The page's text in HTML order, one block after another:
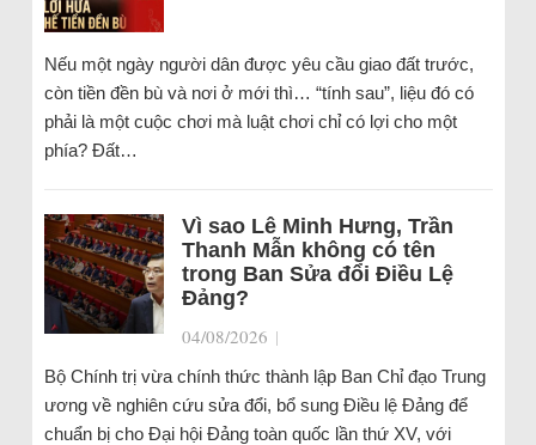
Nếu một ngày người dân được yêu cầu giao đất trước,
còn tiền đền bù và nơi ở mới thì… “tính sau”, liệu đó có
phải là một cuộc chơi mà luật chơi chỉ có lợi cho một
phía? Đất…
Vì sao Lê Minh Hưng, Trần
Thanh Mẫn không có tên
trong Ban Sửa đổi Điều Lệ
Đảng?
04/08/2026 |
Bộ Chính trị vừa chính thức thành lập Ban Chỉ đạo Trung
ương về nghiên cứu sửa đổi, bổ sung Điều lệ Đảng để
chuẩn bị cho Đại hội Đảng toàn quốc lần thứ XV, với